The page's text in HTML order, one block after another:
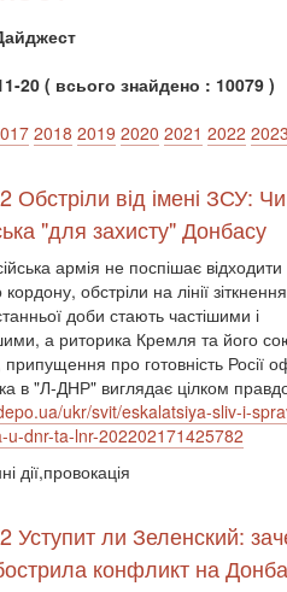
20 ( всього знайдено : 10079 )
2018 2019 2020 2021 2022
Обстріли від імені ЗСУ:
"для захисту" Донбасу
армія не поспішає відходити
кордону, обстріли на лінії
доби стають частішими і
а риторика Кремля та його
про готовність Росії
в "Л-ДНР" виглядає цілком
ukr/svit/eskalatsiya-sliv-i-
u-dnr-ta-lnr-202202171425782
дії,провокація
Уступит ли Зеленский:
конфликт на